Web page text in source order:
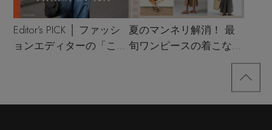
Editor’s PICK │ ファッシ
ョンエディターの「これ
夏のマンネリ解消！ 最
旬ワンピースの着こなし